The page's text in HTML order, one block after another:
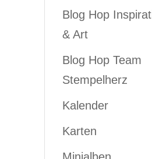
Blog Hop
& Art
Blog Hop Team
Stempelherz
Kalender
Karten